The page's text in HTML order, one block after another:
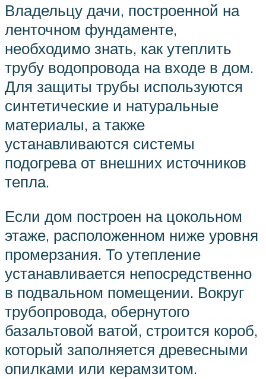
Владельцу дачи, построенной на
ленточном фундаменте,
необходимо знать, как утеплить
трубу водопровода на входе в дом.
Для защиты трубы используются
синтетические и натуральные
материалы, а также
устанавливаются системы
подогрева от внешних источников
тепла.
Если дом построен на цокольном
этаже, расположенном ниже уровня
промерзания. То утепление
устанавливается непосредственно
в подвальном помещении. Вокруг
трубопровода, обернутого
базальтовой ватой, строится короб,
который заполняется древесными
опилками или керамзитом.